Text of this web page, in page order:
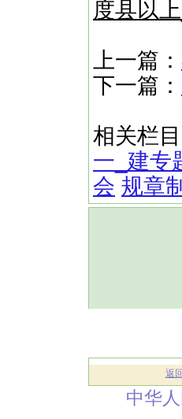
度县以
上一篇：
下一篇：
相关栏目
一_建专
会 规章
返
中华